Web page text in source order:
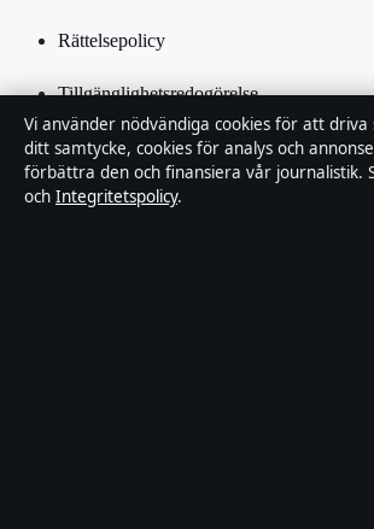
Rättelsepolicy
Tillgänglighetsredogörelse
Integritetspolicy
Kändisar & integritet
Vi använder nödvändiga cookies för att driva
ditt samtycke, cookies för analys och
förbättra den och finansiera vår journalistik.
och Integritetspolicy.